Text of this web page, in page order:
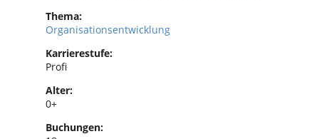
Thema:
Organisationsentwicklung
Karrierestufe:
Profi
Alter:
0+
Buchungen: